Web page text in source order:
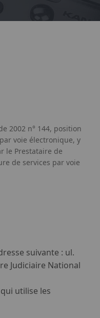
2002 n° 144, position
voie électronique, y
le Prestataire de
de services par voie
suivante : ul.
Judiciaire National
utilise les